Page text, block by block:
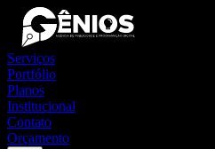
Serviços
Portfólio
Planos
Institucional
Contato
Orçamento